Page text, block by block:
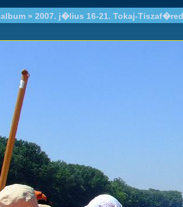
album » 2007. j�lius 16-21. Tokaj-Tiszaf�red